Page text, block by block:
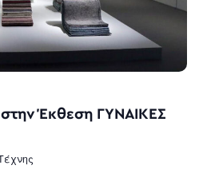
Έκθεση ΓΥΝΑΙΚΕΣ